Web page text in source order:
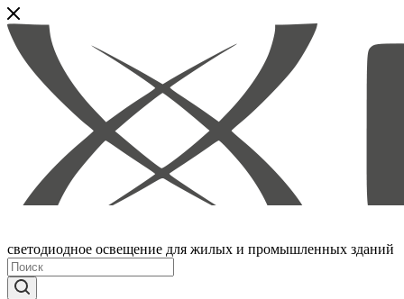
светодиодное освещение для жилых и промышленных зданий